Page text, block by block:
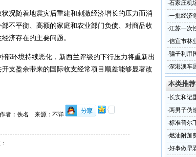
随着地震灾后重建和刺激经济增长的压力而消
不平衡、高额的家庭和农业部门负债、对商品收
济存在的主要问题。
环境持续恶化，新西兰评级的下行压力将重新出
支盈余带来的国际收支经常项目顺差能够显著改
作者：佚名 来源：不详
·石家庄机
·一批经济
高
·江苏一次
·信宜市林
·骗子利用
·深港澳车
馈活动
本类推荐
·长实和记
·两男子伪
3年
·标准普尔
·燃油附加
·好事做早